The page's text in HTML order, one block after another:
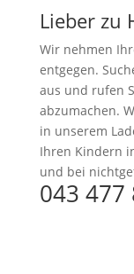
Lieber zu
Wir nehmen
entgegen.
aus und rufen
abzumachen.
in unserem
Ihren Kindern
und bei
043 477